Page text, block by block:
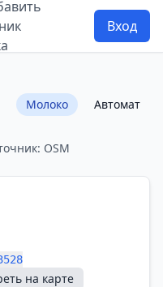
Вход
Молоко Автомат
OSM
на карте